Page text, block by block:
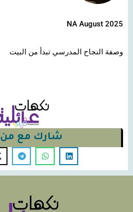
NA August 2025
وصفة النجاح المدرسي تبدأ من البيت
شارك مع من